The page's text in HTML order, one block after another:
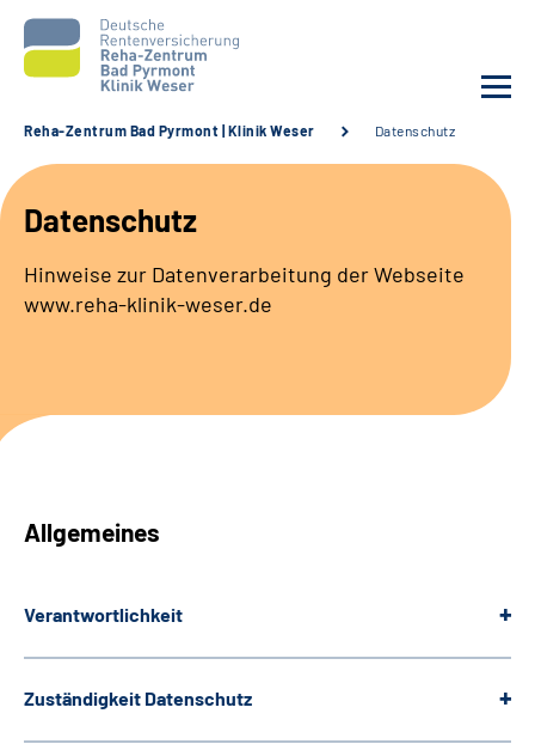
Unsere Klinik
Unsere Angebote
Service
Gebärdensprache
Reha-Zentrum Bad Pyrmont | Klinik Weser Datenschutz
Datenschutz
Hinweise zur Datenverarbeitung der Webseite
www.reha-klinik-weser.de
Allgemeines
Verantwortlichkeit
Zuständigkeit Datenschutz